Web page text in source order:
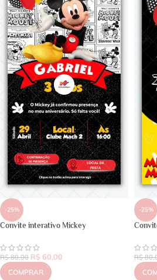
-25%
Convite interativo Mickey
R$80,00 R$ 60,00
COMPRAR
-25%
R$